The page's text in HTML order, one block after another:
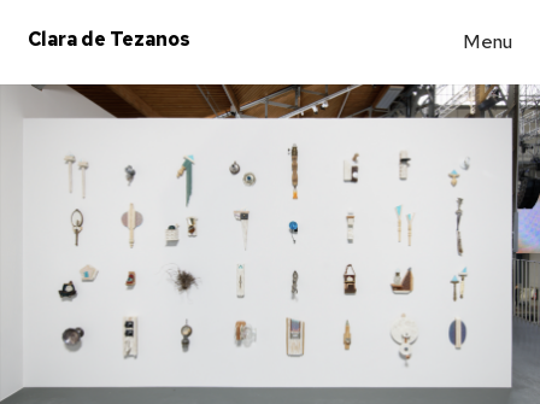
Clara de Tezanos Menu